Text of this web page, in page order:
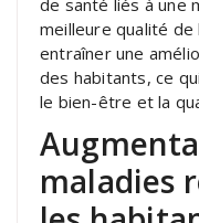
meilleure qualité de
entraîner une
des habitants, ce
le bien-être et la
maladies